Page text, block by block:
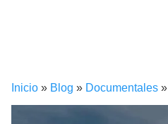
Inicio » Blog » Documentales »